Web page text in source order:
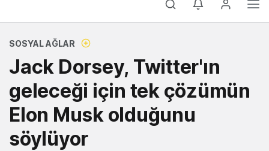
SOSYAL AĞLAR
Jack Dorsey, Twitter'ın
geleceği için tek çözümün
Elon Musk olduğunu
söylüyor